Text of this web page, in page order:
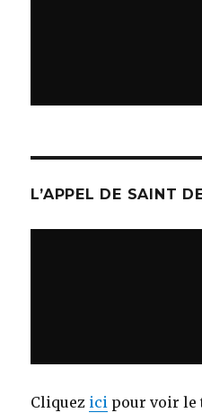
L’APPEL DE SAINT
Cliquez ici pour voir le